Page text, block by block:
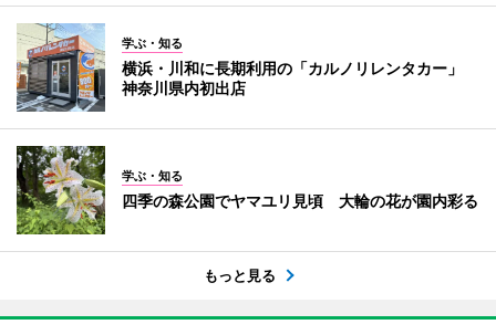
学ぶ・知る
横浜・川和に長期利用の「カルノリレンタカー」
神奈川県内初出店
学ぶ・知る
四季の森公園でヤマユリ見頃 大輪の花が園内彩る
もっと見る